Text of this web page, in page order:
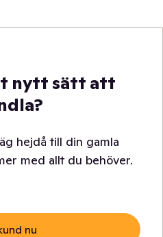
nytt sätt att
hejdå till din gamla
med allt du behöver.
nu